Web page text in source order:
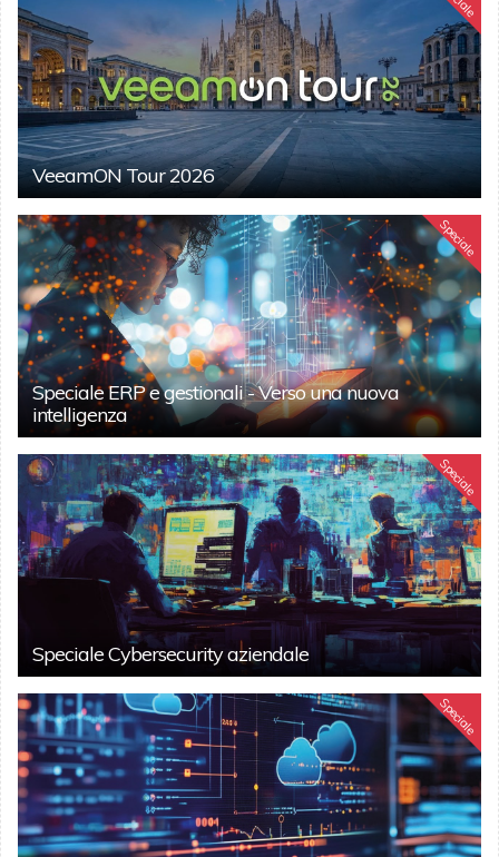
VeeamON Tour 2026
Speciale
Speciale ERP e gestionali - Verso una nuova
intelligenza
Speciale
Speciale Cybersecurity aziendale
Speciale